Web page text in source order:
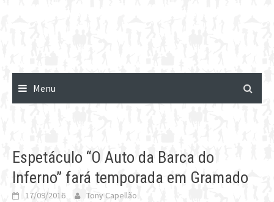
Menu
Espetáculo “O Auto da Barca do
Inferno” fará temporada em Gramado
17/09/2016 Tony Capellão